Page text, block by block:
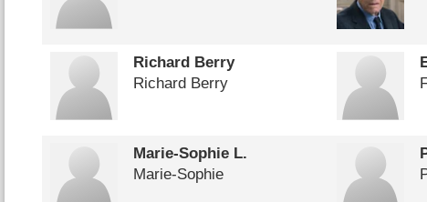
Richard Berry
Richard Berry
Marie-Sophie L.
Marie-Sophie